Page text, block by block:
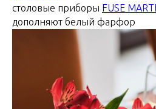
столовые приборы FUSE
дополняют белый фарфор